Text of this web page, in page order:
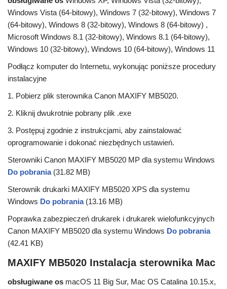
Windows Vista (64-bitowy), Windows 7 (32-bitowy), Windows 7
(64-bitowy), Windows 8 (32-bitowy), Windows 8 (64-bitowy) ,
Microsoft Windows 8.1 (32-bitowy), Windows 8.1 (64-bitowy),
Windows 10 (32-bitowy), Windows 10 (64-bitowy), Windows 11
Podłącz komputer do Internetu, wykonując poniższe procedury
instalacyjne
1. Pobierz plik sterownika Canon MAXIFY MB5020.
2. Kliknij dwukrotnie pobrany plik .exe
3. Postępuj zgodnie z instrukcjami, aby zainstalować
oprogramowanie i dokonać niezbędnych ustawień.
Sterowniki Canon MAXIFY MB5020 MP dla systemu Windows
Do pobrania (31.82 MB)
Sterownik drukarki MAXIFY MB5020 XPS dla systemu
Windows Do pobrania (13.16 MB)
Poprawka zabezpieczeń drukarek i drukarek wielofunkcyjnych
Canon MAXIFY MB5020 dla systemu Windows Do pobrania
(42.41 KB)
MAXIFY MB5020 Instalacja sterownika Mac
obsługiwane os macOS 11 Big Sur, Mac OS Catalina 10.15.x,